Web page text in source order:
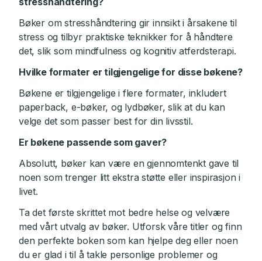
Bøker om stresshåndtering gir innsikt i årsakene til
stress og tilbyr praktiske teknikker for å håndtere
det, slik som mindfulness og kognitiv atferdsterapi.
Hvilke formater er tilgjengelige for disse bøkene?
Bøkene er tilgjengelige i flere formater, inkludert
paperback, e-bøker, og lydbøker, slik at du kan
velge det som passer best for din livsstil.
Er bøkene passende som gaver?
Absolutt, bøker kan være en gjennomtenkt gave til
noen som trenger litt ekstra støtte eller inspirasjon i
livet.
Ta det første skrittet mot bedre helse og velvære
med vårt utvalg av bøker. Utforsk våre titler og finn
den perfekte boken som kan hjelpe deg eller noen
du er glad i til å takle personlige problemer og